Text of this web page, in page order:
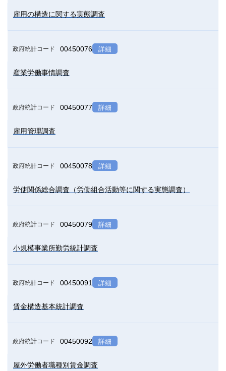
雇用の構造に関する実態調査
政府統計コード 00450076 詳細
産業労働事情調査
政府統計コード 00450077 詳細
雇用管理調査
政府統計コード 00450078 詳細
労使関係総合調査（労働組合活動等に関する実態調査）
政府統計コード 00450079 詳細
小規模事業所勤労統計調査
政府統計コード 00450091 詳細
賃金構造基本統計調査
政府統計コード 00450092 詳細
屋外労働者職種別賃金調査